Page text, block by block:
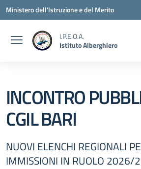
Vai ai contenuti
Vai al menu di navigazione
Vai al footer
Ministero dell'Istruzione e del Merito
I.P.E.O.A.
Istituto Alberghiero
INCONTRO
CGIL BARI
NUOVI ELENCHI REGIONALI
IMMISSIONI IN RUOLO 2026/